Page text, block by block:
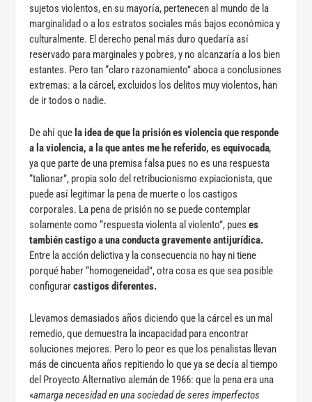
sujetos violentos, en su mayoría, pertenecen al mundo de la
marginalidad o a los estratos sociales más bajos económica y
culturalmente. El derecho penal más duro quedaría así
reservado para marginales y pobres, y no alcanzaría a los bien
estantes. Pero tan “claro razonamiento” aboca a conclusiones
extremas: a la cárcel, excluidos los delitos muy violentos, han
de ir todos o nadie.
De ahí que la idea de que la prisión es violencia que responde
a la violencia, a la que antes me he referido, es equivocada,
ya que parte de una premisa falsa pues no es una respuesta
“talionar”, propia solo del retribucionismo expiacionista, que
puede así legitimar la pena de muerte o los castigos
corporales. La pena de prisión no se puede contemplar
solamente como “respuesta violenta al violento”, pueses
también castigo a una conducta gravemente antijurídica.
Entre la acción delictiva y la consecuencia no hay ni tiene
porqué haber “homogeneidad”, otra cosa es que sea posible
configurarcastigos diferentes.
Llevamos demasiados años diciendo que la cárcel es un mal
remedio, que demuestra la incapacidad para encontrar
soluciones mejores. Pero lo peor es que los penalistas llevan
más de cincuenta años repitiendo lo que ya se decía al tiempo
del Proyecto Alternativo alemán de 1966: que la pena era una
«amarga necesidad en una sociedad de seres imperfectos